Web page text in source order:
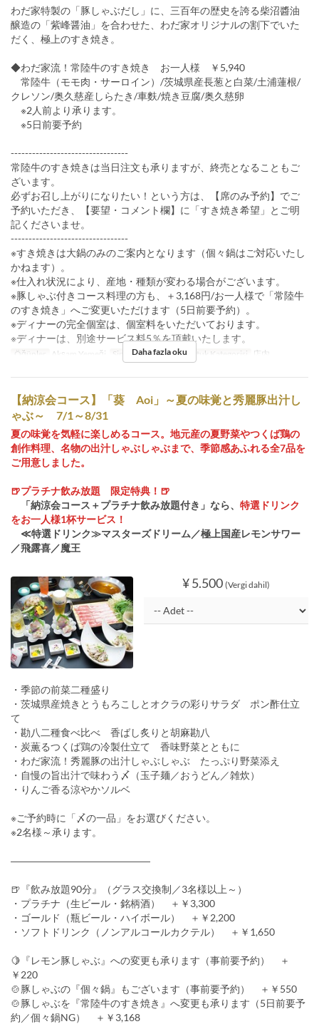
わだ家特製の「豚しゃぶだし」に、三百年の歴史を誇る柴沼醬油
醸造の「紫峰醤油」を合わせた、わだ家オリジナルの割下でいた
だく、極上のすき焼き。
◆わだ家流！常陸牛のすき焼き お一人様 ￥5,940
常陸牛（モモ肉・サーロイン）/茨城県産長葱と白菜/土浦蓮根/
クレソン/奥久慈産しらたき/車麩/焼き豆腐/奥久慈卵
※2人前より承ります。
※5日前要予約
---------------------------------
常陸牛のすき焼きは当日注文も承りますが、終売となることもご
ざいます。
必ずお召し上がりになりたい！という方は、【席のみ予約】でご
予約いただき、【要望・コメント欄】に「すき焼き希望」とご明
記くださいませ。
---------------------------------
※すき焼きは大鍋のみのご案内となります（個々鍋はご対応いたし
かねます）。
※仕入れ状況により、産地・種類が変わる場合がございます。
※豚しゃぶ付きコース料理の方も、＋3,168円/お一人様で「常陸牛
のすき焼き」へご変更いただけます（5日前要予約）。
※ディナーの完全個室は、個室料をいただいております。
※ディナーは、別途サービス料5％を頂戴いたします。
Öğünler Akşam Yemeği Sipariş Limiti 2 ~ Koltuk Kategorisi 店内
Daha fazla oku
【納涼会コース】「葵 Aoi」～夏の味覚と秀麗豚出汁し
ゃぶ～ 7/1～8/31
夏の味覚を気軽に楽しめるコース。地元産の夏野菜やつくば鶏の
創作料理、名物の出汁しゃぶしゃぶまで、季節感あふれる全7品を
ご用意しました。
🍺プラチナ飲み放題 限定特典！🍺
「納涼会コース＋プラチナ飲み放題付き」なら、 特選ドリンク
をお一人様1杯サービス！
≪特選ドリンク≫マスターズドリーム／極上国産レモンサワー
／飛露喜／魔王
¥ 5.500 (Vergi dahil)
・季節の前菜二種盛り
・茨城県産焼きとうもろこしとオクラの彩りサラダ ポン酢仕立
て
・勘八二種食べ比べ 香ばし炙りと胡麻勘八
・炭薫るつくば鶏の冷製仕立て 香味野菜とともに
・わだ家流！秀麗豚の出汁しゃぶしゃぶ たっぷり野菜添え
・自慢の旨出汁で味わう〆（玉子麺／おうどん／雑炊）
・りんご香る涼やかソルベ
※ご予約時に「〆の一品」をお選びください。
※2名様～承ります。
――――――――――――――
🍺『飲み放題90分』（グラス交換制／3名様以上～）
・プラチナ（生ビール・銘柄酒） ＋￥3,300
・ゴールド（瓶ビール・ハイボール） ＋￥2,200
・ソフトドリンク（ノンアルコールカクテル） ＋￥1,650
🍋『レモン豚しゃぶ』への変更も承ります（事前要予約） ＋
￥220
🍲豚しゃぶの『個々鍋』もございます（事前要予約） ＋￥550
🍲豚しゃぶを『常陸牛のすき焼き』へ変更も承ります（5日前要予
約／個々鍋NG） ＋￥3,168